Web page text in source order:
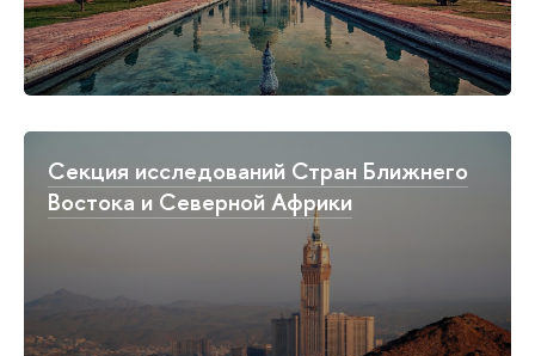
Секция исследований Стран Ближнего
Востока и Северной Африки